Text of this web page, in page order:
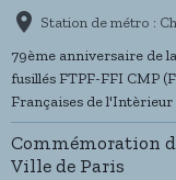
constant aux côtés du
Station de métro :
79ème anniversaire de
fusillés FTPF-FFI CMP
Françaises de l'Intèrieur
Commémoration
Ville de Paris